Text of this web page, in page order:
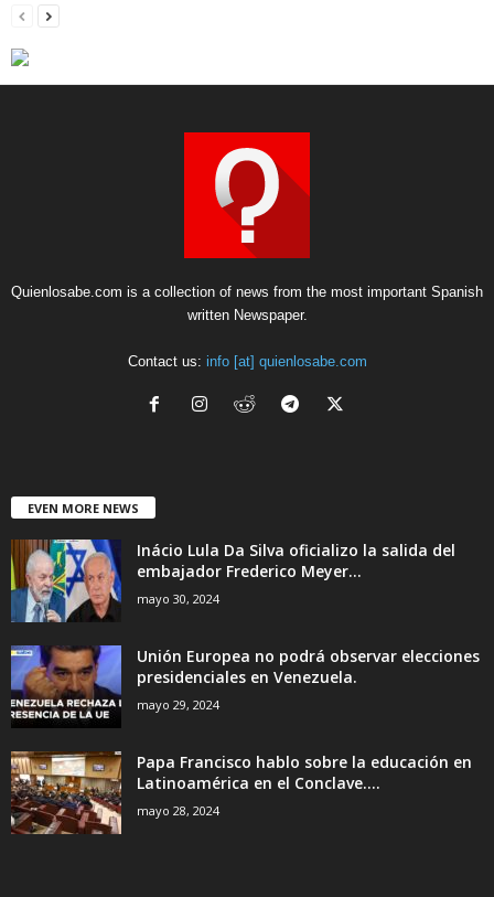
Quienlosabe.com is a collection of news from the most important Spanish
written Newspaper.
Contact us: info [at] quienlosabe.com
EVEN MORE NEWS
Inácio Lula Da Silva oficializo la salida del
embajador Frederico Meyer...
mayo 30, 2024
Unión Europea no podrá observar elecciones
presidenciales en Venezuela.
mayo 29, 2024
Papa Francisco hablo sobre la educación en
Latinoamérica en el Conclave....
mayo 28, 2024